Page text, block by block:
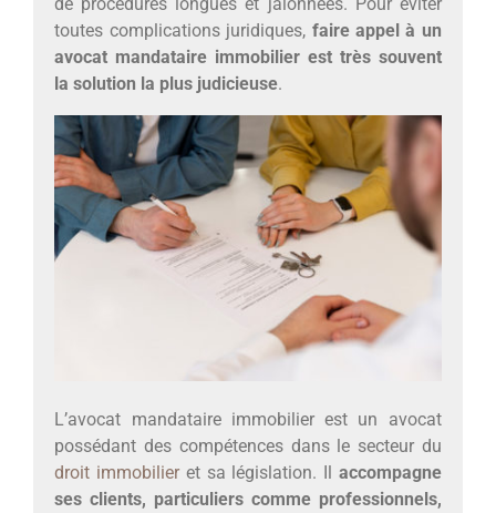
toutes complications juridiques, faire appel à un
avocat mandataire immobilier est très souvent
la solution la plus judicieuse.
L’avocat mandataire immobilier est un avocat
possédant des compétences dans le secteur du
droit immobilieret sa législation. Il accompagne
ses clients, particuliers comme professionnels,